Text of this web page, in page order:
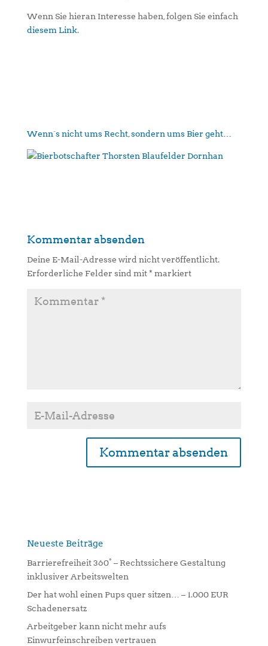
Wenn Sie hieran Interesse haben, folgen Sie einfach
diesem Link.
Wenn´s nicht ums Recht, sondern ums Bier geht…
Kommentar absenden
Deine E-Mail-Adresse wird nicht veröffentlicht.
Erforderliche Felder sind mit* markiert
n
t
v
e
:
Neueste Beiträge
Barrierefreiheit 360° – Rechtssichere Gestaltung
inklusiver Arbeitswelten
Der hat wohl einen Pups quer sitzen… – 1.000 EUR
Schadenersatz
Arbeitgeber kann nicht mehr aufs
Einwurfeinschreiben vertrauen